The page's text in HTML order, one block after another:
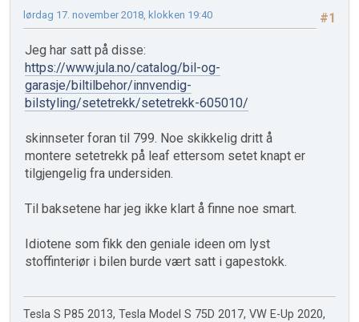
#1
lørdag 17. november 2018, klokken 19:40
Jeg har satt på disse:
https://www.jula.no/catalog/bil-og-
garasje/biltilbehor/innvendig-
bilstyling/setetrekk/setetrekk-605010/
skinnseter foran til 799. Noe skikkelig dritt å
montere setetrekk på leaf ettersom setet knapt er
tilgjengelig fra undersiden.
Til baksetene har jeg ikke klart å finne noe smart.
Idiotene som fikk den geniale ideen om lyst
stoffinteriør i bilen burde vært satt i gapestokk.
Tesla S P85 2013, Tesla Model S 75D 2017, VW E-Up 2020,